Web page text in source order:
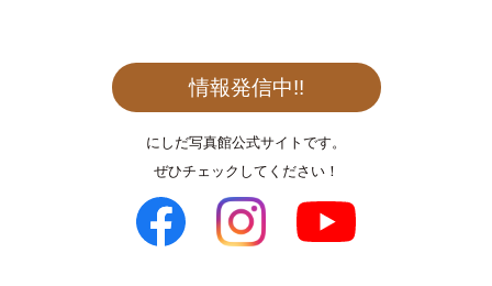
情報発信中!!
にしだ写真館公式サイトです。
ぜひチェックしてください！